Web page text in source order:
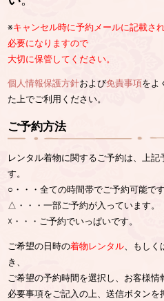
※キャンセル時に予約メールに記載さ
必要になりますので
大切に保管してください。
個人情報保護方針および免責事項をよ
た上でご利用ください。
ご予約方法
レンタル着物に関するご予約は、上記
す。
○・・・全ての時間帯でご予約可能です
△・・・一部ご予約が入っています。
☓・・・ご予約でいっぱいです。
ご希望の日時の着物レンタル、もしく
き、
ご希望の予約時間を選択し、お客様情
必要事項をご記入の上、送信ボタンを